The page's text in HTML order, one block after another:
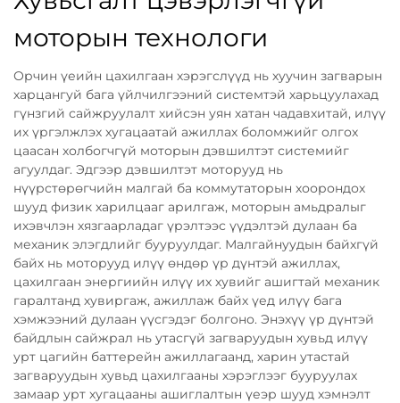
моторын технологи
Орчин үеийн цахилгаан хэрэгслүүд нь хуучин загварын
харцангуй бага үйлчилгээний системтэй харьцуулахад
гүнзгий сайжруулалт хийсэн уян хатан чадавхитай, илүү
их үргэлжлэх хугацаатай ажиллах боломжийг олгох
цаасан холбогчгүй моторын дэвшилтэт системийг
агуулдаг. Эдгээр дэвшилтэт моторууд нь
нүүрстөрөгчийн малгай ба коммутаторын хоорондох
шууд физик харилцааг арилгаж, моторын амьдралыг
ихэвчлэн хязгаарладаг үрэлтээс үүдэлтэй дулаан ба
механик элэгдлийг бууруулдаг. Малгайнуудын байхгүй
байх нь моторууд илүү өндөр үр дүнтэй ажиллах,
цахилгаан энергиийн илүү их хувийг ашигтай механик
гаралтанд хувиргаж, ажиллаж байх үед илүү бага
хэмжээний дулаан үүсгэдэг болгоно. Энэхүү үр дүнтэй
байдлын сайжрал нь утасгүй загваруудын хувьд илүү
урт цагийн баттерейн ажиллагаанд, харин утастай
загваруудын хувьд цахилгааны хэрэглээг бууруулах
замаар урт хугацааны ашиглалтын үеэр шууд хэмнэлт